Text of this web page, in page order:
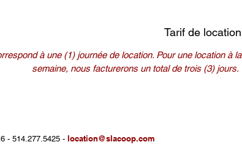
Tarif de location
à une (1) journée de location. Pour une location à la
semaine, nous facturerons un total de trois (3) jours.
- 514.277.5425 - location@slacoop.com